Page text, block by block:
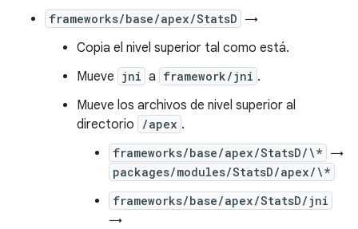
frameworks/base/apex/StatsD →
Copia el nivel superior tal como está.
Mueve jni a framework/jni .
Mueve los archivos de nivel superior al
directorio
/apex .
frameworks/base/apex/StatsD/\* →
packages/modules/StatsD/apex/\*
frameworks/base/apex/StatsD/jni
→